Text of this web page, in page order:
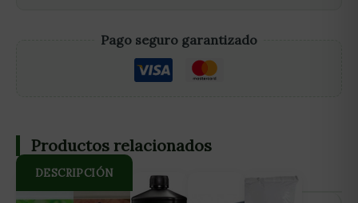
Pago seguro garantizado
DESCRIPCIÓN
Productos relacionados